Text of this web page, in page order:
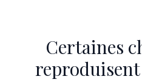
Certaines